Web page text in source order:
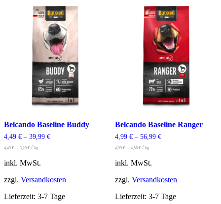
Varianten
auf.
Die
Optionen
können
auf
der
Produktseite
gewählt
werden
Varianten
auf.
Die
Optionen
können
auf
der
Produktseite
gewählt
werden
Belcando Baseline Buddy
4,49 € – 39,99 €
4,49 € – 3,20 € / kg
inkl. MwSt.
zzgl. Versandkosten
Lieferzeit: 3-7 Tage
Belcando Baseline Ranger
4,99 €– 56,99 €
4,99 €– 4,56 €/ kg
inkl. MwSt.
zzgl. Versandkosten
Lieferzeit: 3-7 Tage